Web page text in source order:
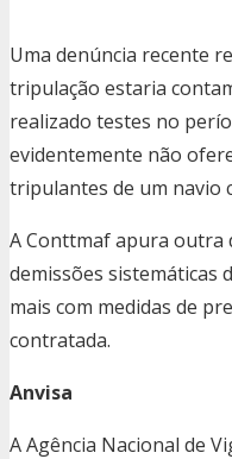
Uma denúncia recente
tripulação estaria
realizado testes no
evidentemente não
tripulantes de um navio
A Conttmaf apura outra
demissões sistemáticas
mais com medidas de
contratada.
Anvisa
A Agência Nacional de